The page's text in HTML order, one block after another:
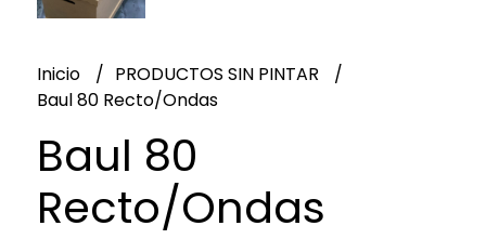
Inicio
PRODUCTOS SIN PINTAR
Baul 80 Recto/Ondas
Baul 80
Recto/Ondas